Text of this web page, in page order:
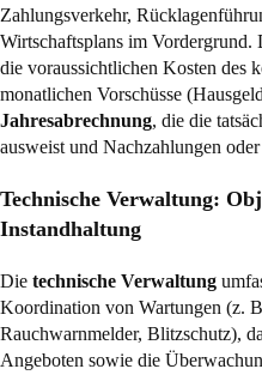
Zahlungsverkehr,
Wirtschaftsplans im
die voraussichtlichen Kosten des
monatlichen Vorschüsse
Jahresabrechnung, die die
ausweist und Nachzahlungen
Technische Verwaltung:
Instandhaltung
Die technische Verwaltung
Koordination von Wartungen (z.
Rauchwarnmelder, Blitzschutz),
Angeboten sowie die